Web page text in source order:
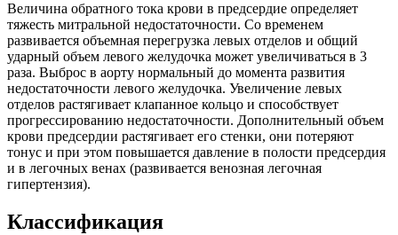
Величина обратного тока крови в предсердие определяет
тяжесть митральной недостаточности. Со временем
развивается объемная перегрузка левых отделов и общий
ударный объем левого желудочка может увеличиваться в 3
раза. Выброс в аорту нормальный до момента развития
недостаточности левого желудочка. Увеличение левых
отделов растягивает клапанное кольцо и способствует
прогрессированию недостаточности. Дополнительный объем
крови предсердии растягивает его стенки, они потеряют
тонус и при этом повышается давление в полости предсердия
и в легочных венах (развивается венозная легочная
гипертензия).
Классификация